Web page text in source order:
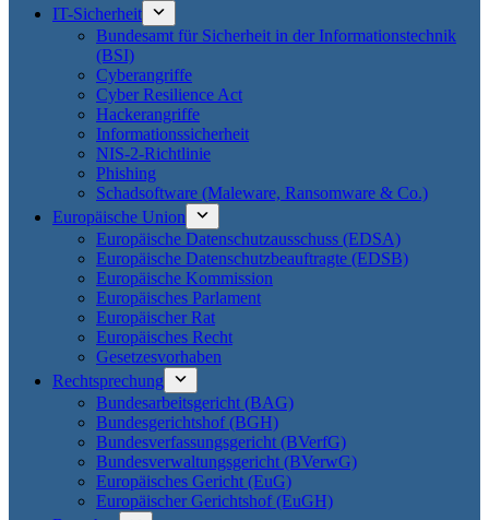
IT-Sicherheit
Bundesamt für Sicherheit in der Informationstechnik
(BSI)
Cyberangriffe
Cyber Resilience Act
Hackerangriffe
Informationssicherheit
NIS-2-Richtlinie
Phishing
Schadsoftware (Maleware, Ransomware & Co.)
Europäische Union
Europäische Datenschutzausschuss (EDSA)
Europäische Datenschutzbeauftragte (EDSB)
Europäische Kommission
Europäisches Parlament
Europäischer Rat
Europäisches Recht
Gesetzesvorhaben
Rechtsprechung
Bundesarbeitsgericht (BAG)
Bundesgerichtshof (BGH)
Bundesverfassungsgericht (BVerfG)
Bundesverwaltungsgericht (BVerwG)
Europäisches Gericht (EuG)
Europäischer Gerichtshof (EuGH)